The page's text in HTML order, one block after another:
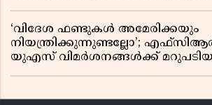
‘വിദേശ ഫണ്ടുകൾ അമേരിക്കയും
നിയന്ത്രിക്കുന്നുണ്ടല്ലോ’;
യുഎസ് വിമർശനങ്ങൾക്ക്